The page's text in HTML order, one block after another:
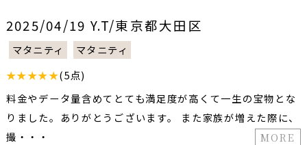
2025/04/19 Y.T/東京都大田区
マタニティ
マタニティ
★★★★★(5点)
料金やデータ量含めてとても満足度が高くて一生の宝物とな
りました。ありがとうございます。 また家族が増えた際に、
撮・・・
MORE